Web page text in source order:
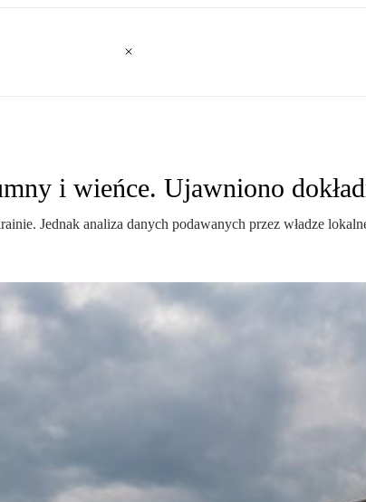
i wieńce. Ujawniono
Jednak analiza danych podawanych przez władze